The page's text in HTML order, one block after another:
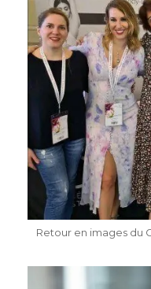
Retour en images du